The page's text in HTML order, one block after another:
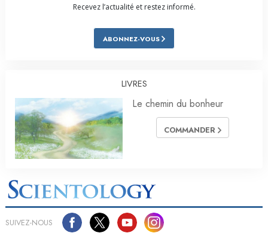
Recevez l’actualité et restez informé.
ABONNEZ-VOUS
LIVRES
Le chemin du bonheur
COMMANDER
SUIVEZ-NOUS